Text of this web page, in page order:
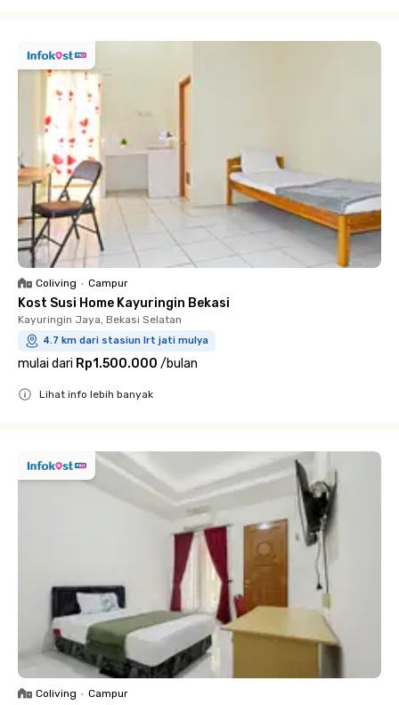
Coliving • Campur
Kost Susi Home Kayuringin Bekasi
Kayuringin Jaya, Bekasi Selatan
4.7 km dari stasiun lrt jati mulya
mulai dari Rp1.500.000 /bulan
Lihat info lebih banyak
Coliving • Campur